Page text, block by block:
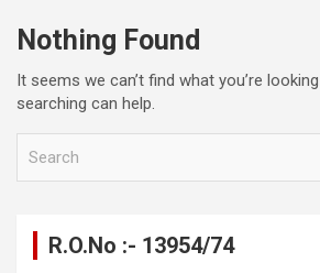
Nothing Found
It seems we can’t find what you’re
searching can help.
R.O.No :- 13954/74